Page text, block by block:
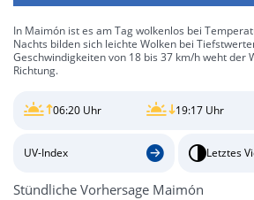
In Maimón ist es am Tag wolkenlos bei
Nachts bilden sich leichte Wolken bei
Geschwindigkeiten von 18 bis 37 km/h weht der
Richtung.
06:20 Uhr 19:17 Uhr
UV-Index Letztes
Stündliche Vorhersage Maimón